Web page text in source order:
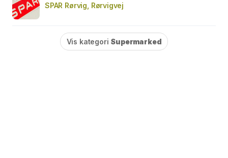
SPAR Rørvig, Rørvigvej
Vis kategori Supermarked